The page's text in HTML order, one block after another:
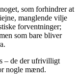
som forhindrer at
manglende vilje
forventninger;
som bare bliver
– de der ufrivilligt
nogle mænd.